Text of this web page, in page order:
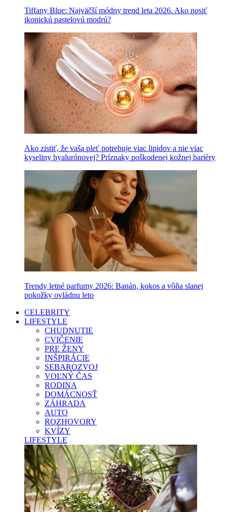
Tiffany Blue: Najväčší módny trend leta 2026. Ako nosiť
ikonickú pastelovú modrú?
Ako zistiť, že vaša pleť potrebuje viac lipidov a nie viac
kyseliny hyalurónovej? Príznaky poškodenej kožnej bariéry
Trendy letné parfumy 2026: Banán, kokos a vôňa slanej
pokožky ovládnu leto
CELEBRITY
LIFESTYLE
CHUDNUTIE
CVIČENIE
PRE ŽENY
INŠPIRÁCIE
SEBAROZVOJ
VOĽNÝ ČAS
RODINA
DOMÁCNOSŤ
ZÁHRADA
AUTO
ROZHOVORY
KVÍZY
LIFESTYLE